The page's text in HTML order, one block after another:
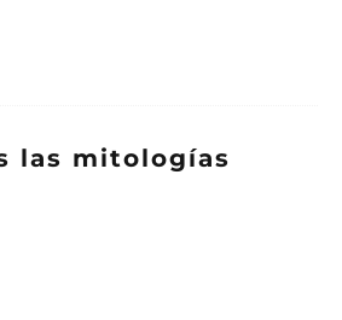
las mitologías